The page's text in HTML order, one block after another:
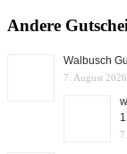
Andere
Walbusch
7. August 2026